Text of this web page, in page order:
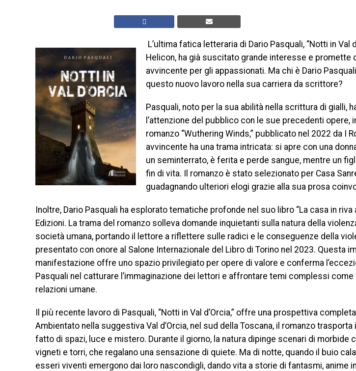
L’ultima fatica letteraria di Dario Pasquali, “Notti in Val
Helicon, ha già suscitato grande interesse e promette
avvincente per gli appassionati. Ma chi è Dario
questo nuovo lavoro nella sua carriera da scrittore?
Pasquali, noto per la sua abilità nella scrittura di gialli,
l’attenzione del pubblico con le sue precedenti opere,
romanzo “Wuthering Winds,” pubblicato nel 2022 da I
avvincente ha una trama intricata: si apre con una
un seminterrato, è ferita e perde sangue, mentre un
fin di vita. Il romanzo è stato selezionato per Casa
guadagnando ulteriori elogi grazie alla sua prosa
Inoltre, Dario Pasquali ha esplorato tematiche profonde nel suo libro “La casa in riva
Edizioni. La trama del romanzo solleva domande inquietanti sulla natura della
società umana, portando il lettore a riflettere sulle radici e le conseguenze della
presentato con onore al Salone Internazionale del Libro di Torino nel 2023. Questa
manifestazione offre uno spazio privilegiato per opere di valore e conferma
Pasquali nel catturare l’immaginazione dei lettori e affrontare temi complessi come
relazioni umane.
Il più recente lavoro di Pasquali, “Notti in Val d’Orcia,” offre una prospettiva
Ambientato nella suggestiva Val d’Orcia, nel sud della Toscana, il romanzo
fatto di spazi, luce e mistero. Durante il giorno, la natura dipinge scenari di morbide
vigneti e torri, che regalano una sensazione di quiete. Ma di notte, quando il buio
esseri viventi emergono dai loro nascondigli, dando vita a storie di fantasmi, anime